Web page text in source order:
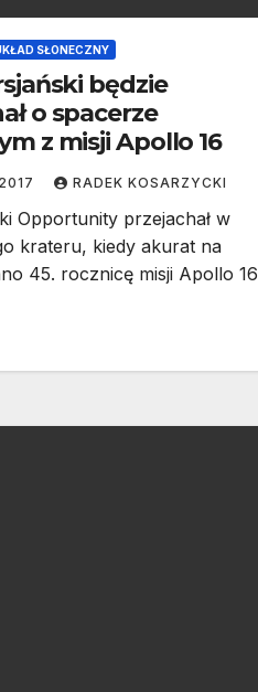
SŁONECZNY
będzie
o spacerze
z misji Apollo 16
RADEK KOSARZYCKI
Opportunity przejachał w
krateru, kiedy akurat na
45. rocznicę misji Apollo 16